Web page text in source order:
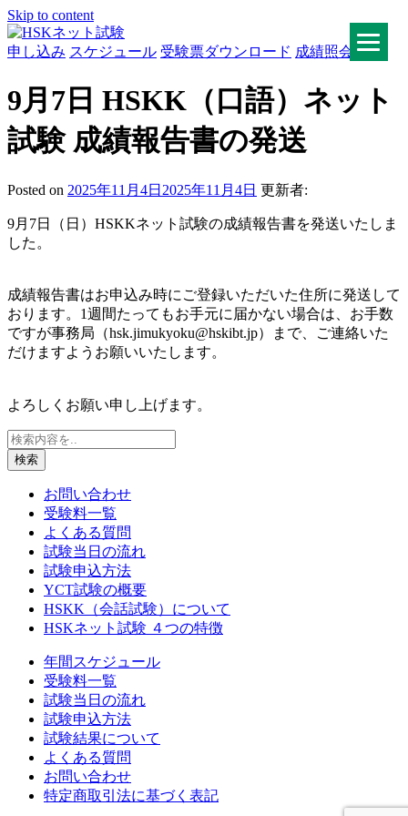
Skip to content
申し込み スケジュール 受験票ダウンロード 成績照会
9月7日 HSKK（口語）ネット
試験 成績報告書の発送
Posted on 2025年11月4日 2025年11月4日 更新者:
9月7日（日）HSKKネット試験の成績報告書を発送いたしま
した。
成績報告書はお申込み時にご登録いただいた住所に発送して
おります。1週間たってもお手元に届かない場合は、お手数
ですが事務局（hsk.jimukyoku@hskibt.jp）まで、ご連絡いた
だけますようお願いいたします。
よろしくお願い申し上げます。
検索
お問い合わせ
受験料一覧
よくある質問
試験当日の流れ
試験申込方法
YCT試験の概要
HSKK（会話試験）について
HSKネット試験 ４つの特徴
年間スケジュール
受験料一覧
試験当日の流れ
試験申込方法
試験結果について
よくある質問
お問い合わせ
特定商取引法に基づく表記